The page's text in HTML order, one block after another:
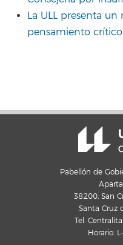
La ULL presenta
pensamiento
Pabellón de
38200, San
Santa Cruz
Tel.
Horario: